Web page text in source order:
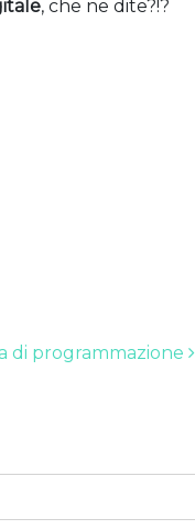
, che ne dite?!?
di programmazione